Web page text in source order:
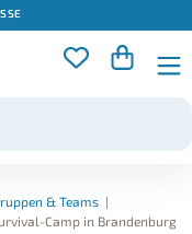
& Teams |
Camp in Brandenburg